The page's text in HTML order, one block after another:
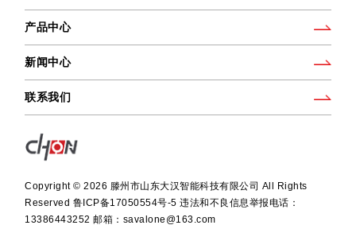
产品中心
新闻中心
联系我们
Copyright ©2026 滕州市山东大汉智能科技有限公司 All Rights
Reserved 鲁ICP备17050554号-5 违法和不良信息举报电话：
13386443252 邮箱：savalone@163.com